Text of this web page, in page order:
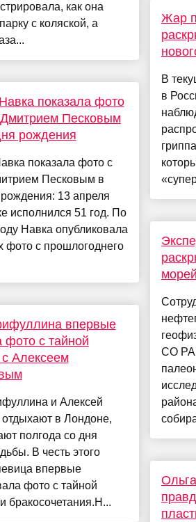
как она
с коляской, а
показала фото
Песковым
рождения
показала фото с
Песковым в
рождения: 13 апреля
исполнился 51 год. По
Навка опубликовала
фото с прошлогоднего
впервые
фото с тайной
Алексеем
и Алексей
в Лондоне,
полгода со дня
В честь этого
впервые
фото с тайной
бракосочетания.Н...
Жар
В
в
СО